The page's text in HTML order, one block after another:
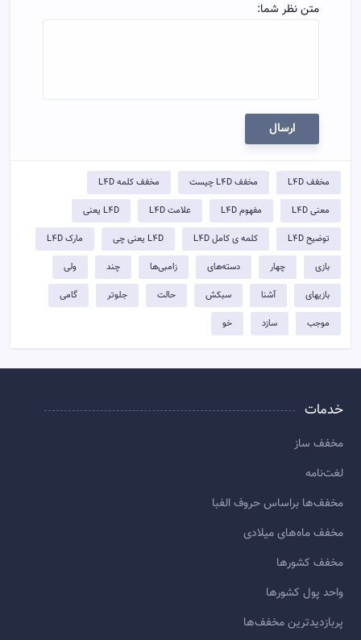
متن نظر شما:
ارسال
مخفف L4D مخفف L4D چیست مخفف کلمه L4D
معنی L4D مفهوم L4D علامت L4D L4D یعنی
توضيح L4D کلمه ی کامل L4D L4D یعنی چی مارک L4D
بازی چهار دسته‌های زامبی‌ها چند ولی
بازیهای آشنا سبکش حالت جلوتر گامی
موجب سازد خو
خدمات
مخفف ساز
لغت‌نامه
مخفف‌ها براساس حروف الفبا
مخفف ماه‌های میلادی
مخفف کشورها
واحد پول کشورها
پربازديدترين مخفف‌ها